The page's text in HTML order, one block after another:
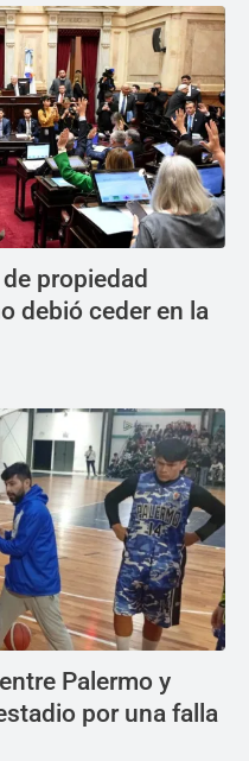
propiedad
debió ceder en la
Palermo y
por una falla